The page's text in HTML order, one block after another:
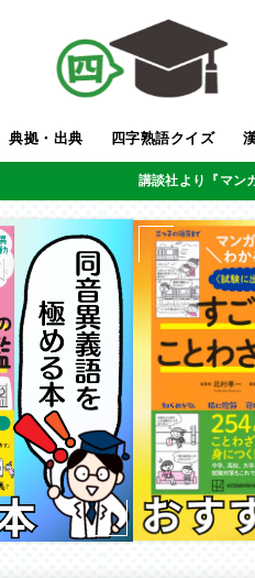
典拠・出典 四字熟語クイズ
講談社より『マン